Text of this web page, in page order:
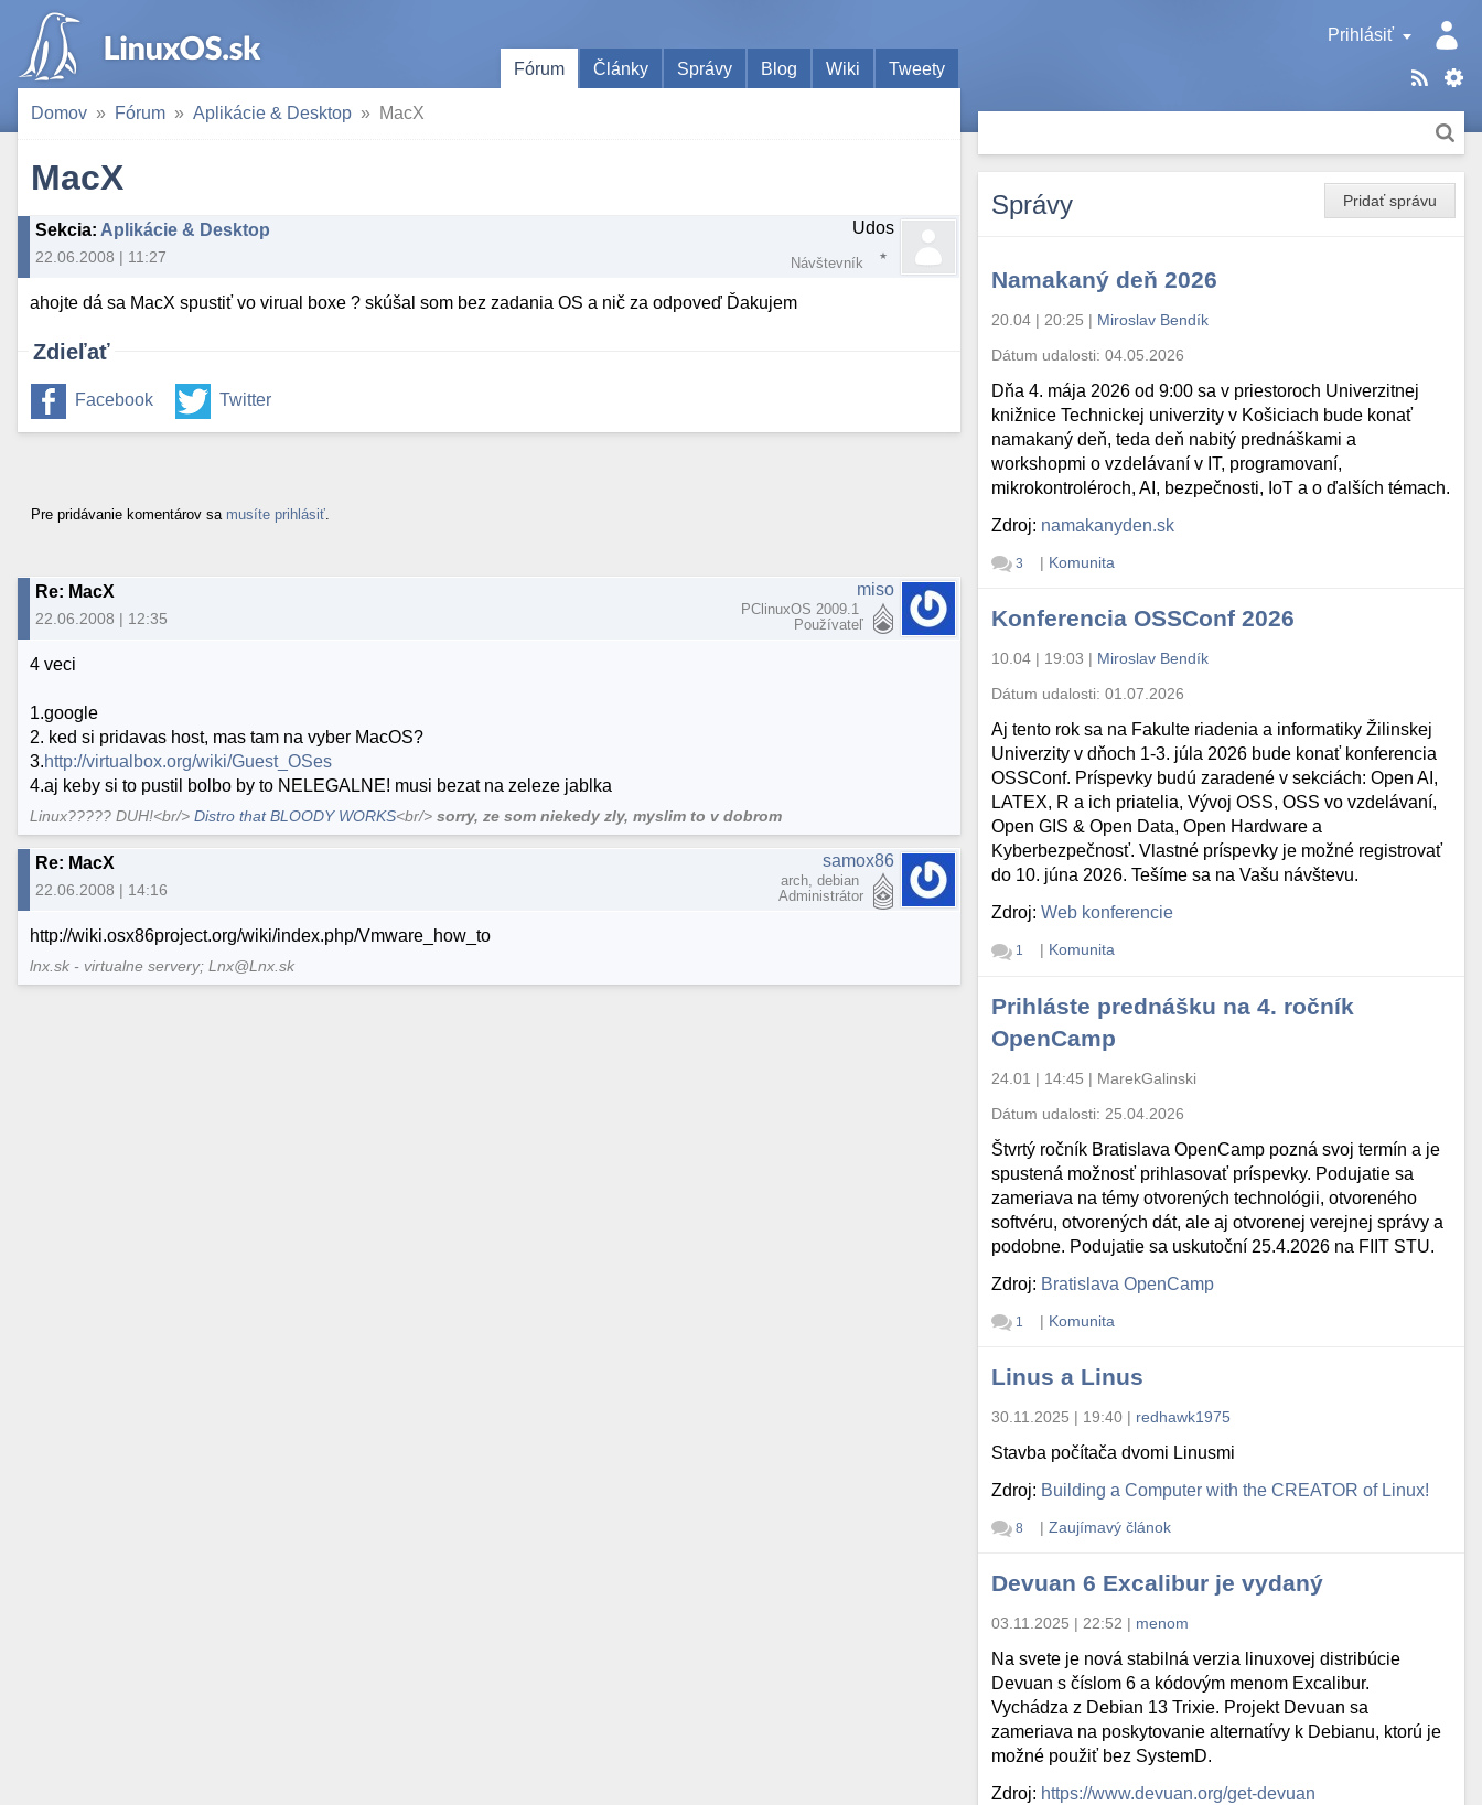
Prihlásiť
Fórum
Články Správy Blog Wiki Tweety
Domov Fórum Aplikácie & Desktop MacX
MacX
Sekcia: Aplikácie & Desktop
22.06.2008 | 11:27
Udos
Návštevník
ahojte dá sa MacX spustiť vo virual boxe ? skúšal som bez zadania OS a nič za odpoveď Ďakujem
Zdieľať
Facebook Twitter
Pre pridávanie komentárov sa musíte prihlásiť
Re: MacX
22.06.2008 | 12:35
miso
PClinuxOS 2009.1
Používateľ
4 veci
1.google
2. ked si pridavas host, mas tam na vyber MacOS?
3.http://virtualbox.org/wiki/Guest_OSes
4.aj keby si to pustil bolbo by to NELEGALNE! musi bezat na zeleze jablka
Linux????? DUH!<br/>Distro that BLOODY WORKS<br/>sorry, ze som niekedy zly, myslim to v dobrom
Re: MacX
22.06.2008 | 14:16
samox86
arch, debian
Administrátor
http://wiki.osx86project.org/wiki/index.php/Vmware_how_to
lnx.sk - virtualne servery; Lnx@Lnx.sk
Pridať správu
Správy
Namakaný deň 2026
20.04 | 20:25 | Miroslav Bendík
Dátum udalosti:04.05.2026
Dňa 4. mája 2026 od 9:00 sa v priestoroch Univerzitnej
knižnice Technickej univerzity v Košiciach bude konať
namakaný deň, teda deň nabitý prednáškami a
workshopmi o vzdelávaní v IT, programovaní,
mikrokontroléroch, AI, bezpečnosti, IoT a o ďalších témach.
Zdroj: namakanyden.sk
3 | Komunita
Konferencia OSSConf 2026
10.04 | 19:03 | Miroslav Bendík
Dátum udalosti:01.07.2026
Aj tento rok sa na Fakulte riadenia a informatiky Žilinskej
Univerzity v dňoch 1-3. júla 2026 bude konať konferencia
OSSConf. Príspevky budú zaradené v sekciách: Open AI,
LATEX, R a ich priatelia, Vývoj OSS, OSS vo vzdelávaní,
Open GIS & Open Data, Open Hardware a
Kyberbezpečnosť. Vlastné príspevky je možné registrovať
do 10. júna 2026. Tešíme sa na Vašu návštevu.
Zdroj:Web konferencie
1 | Komunita
Prihláste prednášku na 4. ročník
OpenCamp
24.01 | 14:45 | MarekGalinski
Dátum udalosti: 25.04.2026
Štvrtý ročník Bratislava OpenCamp pozná svoj termín a je
spustená možnosť prihlasovať príspevky. Podujatie sa
zameriava na témy otvorených technológii, otvoreného
softvéru, otvorených dát, ale aj otvorenej verejnej správy a
podobne. Podujatie sa uskutoční 25.4.2026 na FIIT STU.
Zdroj: Bratislava OpenCamp
1 | Komunita
Linus a Linus
30.11.2025 | 19:40 | redhawk1975
Stavba počítača dvomi Linusmi
Zdroj: Building a Computer with the CREATOR of Linux!
8 | Zaujímavý článok
Devuan 6 Excalibur je vydaný
03.11.2025 | 22:52 | menom
Na svete je nová stabilná verzia linuxovej distribúcie
Devuan s číslom 6 a kódovým menom Excalibur.
Vychádza z Debian 13 Trixie. Projekt Devuan sa
zameriava na poskytovanie alternatívy k Debianu, ktorú je
možné použiť bez SystemD.
Zdroj: https://www.devuan.org/get-devuan